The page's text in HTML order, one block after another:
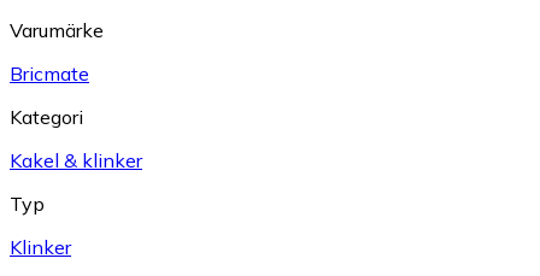
Varumärke
Bricmate
Kategori
Kakel & klinker
Typ
Klinker